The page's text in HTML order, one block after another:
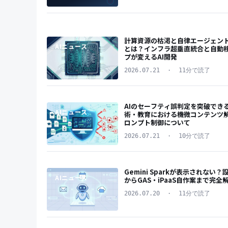
AIニュース
計算資源の枯渇と自律エージェン
とは？インフラ超垂直統合と自動
プが変えるAI開発
2026.07.21 · 11分で読了
AIニュース
AIのセーフティ誤判定を突破でき
術・教育における機微コンテンツ
ロンプト制御について
2026.07.21 · 10分で読了
AIニュース
Gemini Sparkが表示されない？
からGAS・iPaaS自作案まで完全
2026.07.20 · 11分で読了